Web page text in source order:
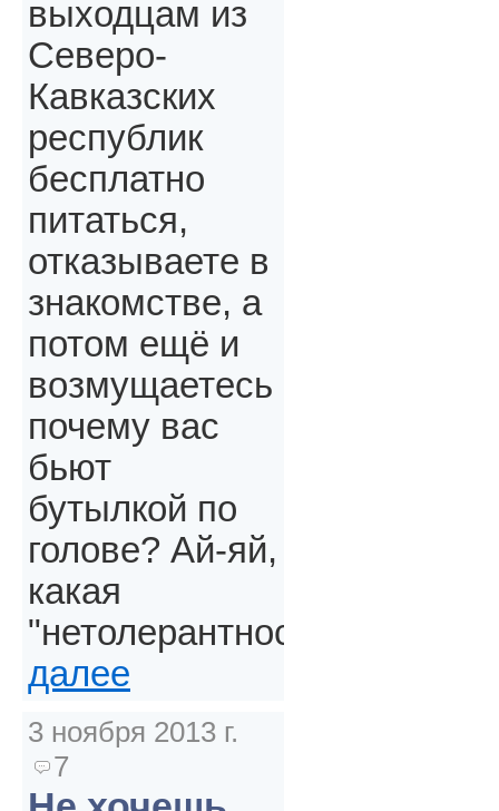
выходцам из
Северо-
Кавказских
республик
бесплатно
питаться,
отказываете в
знакомстве, а
потом ещё и
возмущаетесь
почему вас
бьют
бутылкой по
голове? Ай-яй,
какая
"нетолерантность".
далее
3 ноября 2013 г.
7